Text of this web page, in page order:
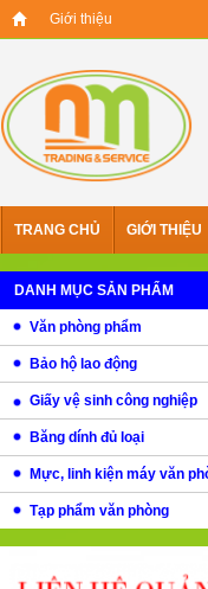
Giới thiệu
TRANG CHỦ GIỚI THIỆU
DANH MỤC SẢN PHẨM
Văn phòng phẩm
Bảo hộ lao động
Giấy vệ sinh công nghiệp
Băng dính đủ loại
Mực, linh kiện máy văn
Tạp phẩm văn phòng